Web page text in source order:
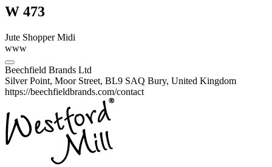
W 473
Jute Shopper Midi
www
Beechfield Brands Ltd
Silver Point, Moor Street, BL9 SAQ Bury, United Kingdom
https://beechfieldbrands.com/contact